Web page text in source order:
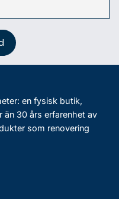
en fysisk butik,
än 30 års erfarenhet av
som renovering